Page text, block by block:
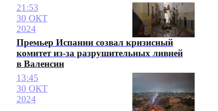
21:53
30 ОКТ
2024
Премьер Испании созвал кризисный
комитет из-за разрушительных ливней
в Валенсии
13:45
30 ОКТ
2024